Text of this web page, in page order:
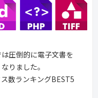
圧倒的に電子文書を
りました。
数ランキングBEST5